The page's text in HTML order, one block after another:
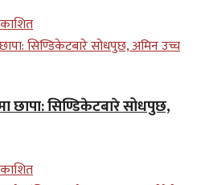
छापा: सिण्डिकेटबारे सोधपुछ,